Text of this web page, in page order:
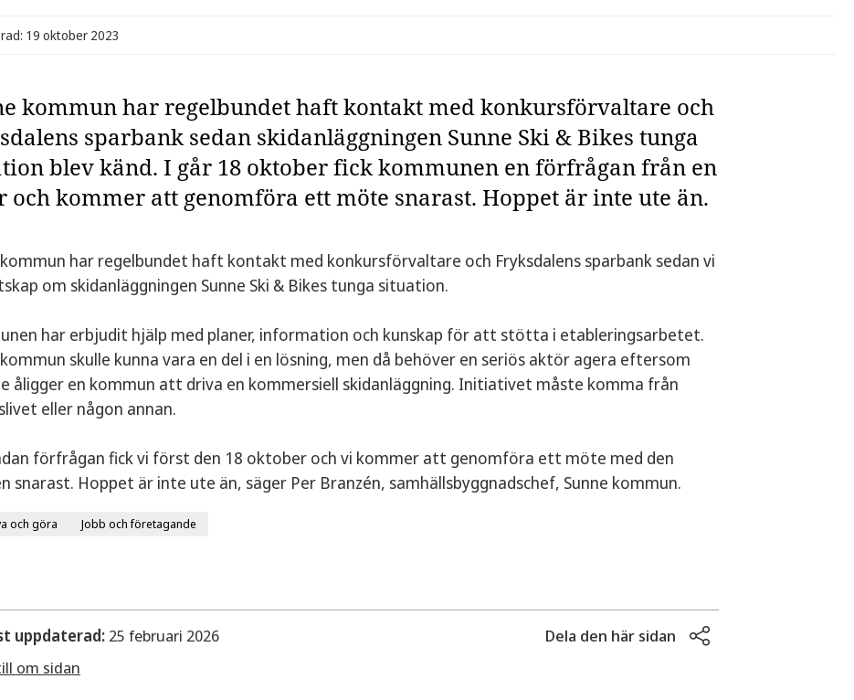
19 oktober 2023
kommun har regelbundet haft kontakt med konkursförvaltare och
sparbank sedan skidanläggningen Sunne Ski & Bikes tunga
blev känd. I går 18 oktober fick kommunen en förfrågan från en
och kommer att genomföra ett möte snarast. Hoppet är inte ute än.
kommun har regelbundet haft kontakt med konkursförvaltare och Fryksdalens sparbank sedan vi
om skidanläggningen Sunne Ski & Bikes tunga situation.
har erbjudit hjälp med planer, information och kunskap för att stötta i etableringsarbetet.
skulle kunna vara en del i en lösning, men då behöver en seriös aktör agera eftersom
åligger en kommun att driva en kommersiell skidanläggning. Initiativet måste komma från
eller någon annan.
förfrågan fick vi först den 18 oktober och vi kommer att genomföra ett möte med den
snarast. Hoppet är inte ute än, säger Per Branzén, samhällsbyggnadschef, Sunne kommun.
och göra Jobb och företagande
uppdaterad: 25 februari 2026
Dela den här sidan
om sidan